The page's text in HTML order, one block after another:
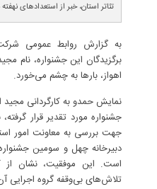
تئاتر استان، خبر از استعدادهای
به گزارش روابط عمومی
برگزیدگان این جشنواره، نام
اهواز، بارها به چشم می‌خورد.
نمایش حمدو به کارگردانی
جشنواره مورد تقدیر قرار
جهت بررسی به معاونت امور
دبیرخانه چهل و سومین
است. این موفقیت، نشان از
تلاش‌های بی‌وقفه گروه اجرایی